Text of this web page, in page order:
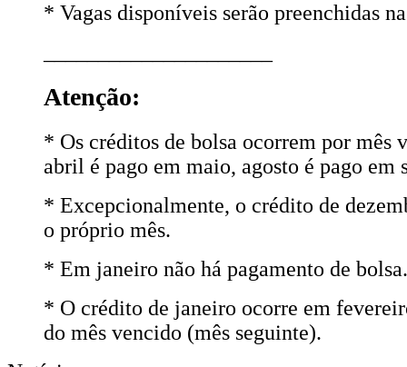
* Vagas disponíveis serão preenchidas
Atenção:
* Os créditos de bolsa ocorrem por mês
abril é pago em maio, agosto é pago em
* Excepcionalmente, o crédito de
o próprio mês.
* Em janeiro não há pagamento de bolsa.
* O crédito de janeiro ocorre em
do mês vencido (mês seguinte).